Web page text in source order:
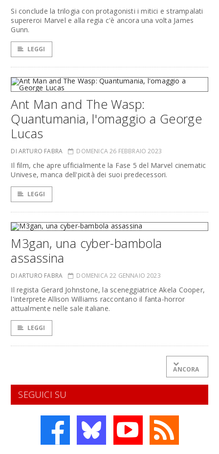
Si conclude la trilogia con protagonisti i mitici e strampalati
supereroi Marvel e alla regia c'è ancora una volta James
Gunn.
LEGGI
Ant Man and The Wasp:
Quantumania, l'omaggio a George
Lucas
DI ARTURO FABRA DOMENICA 26 FEBBRAIO 2023
Il film, che apre ufficialmente la Fase 5 del Marvel cinematic
Univese, manca dell'picità dei suoi predecessori.
LEGGI
M3gan, una cyber-bambola
assassina
DI ARTURO FABRA DOMENICA 22 GENNAIO 2023
Il regista Gerard Johnstone, la sceneggiatrice Akela Cooper,
l'interprete Allison Williams raccontano il fanta-horror
attualmente nelle sale italiane.
LEGGI
ANCORA
SEGUICI SU